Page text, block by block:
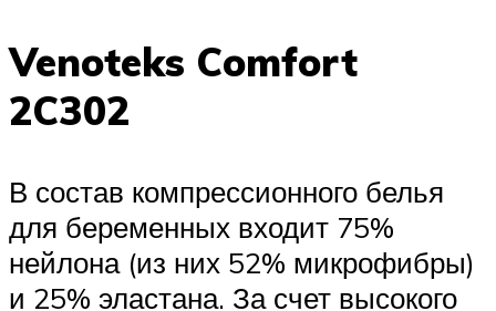
Venoteks Comfort
2C302
В состав компрессионного белья
для беременных входит 75%
нейлона (из них 52% микрофибры)
и 25% эластана. За счет высокого